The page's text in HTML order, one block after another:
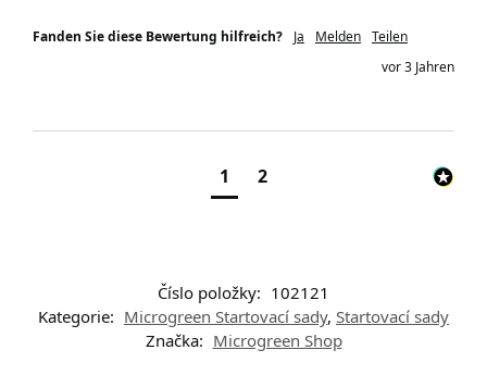
Fanden Sie diese Bewertung hilfreich? Ja Melden Teilen
vor 3 Jahren
1 2
Číslo položky: 102121
Kategorie: Microgreen Startovací sady, Startovací sady
Značka: Microgreen Shop